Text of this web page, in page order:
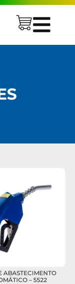
ABASTECIMENTO
– 5522